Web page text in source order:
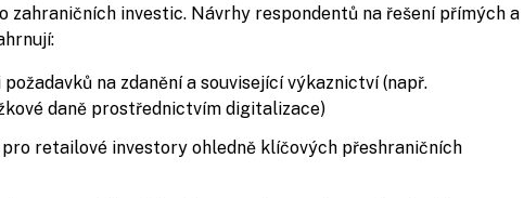
zahraničních investic. Návrhy respondentů na řešení přímých a
na zdanění a související výkaznictví (např.
daně prostřednictvím digitalizace)
retailové investory ohledně klíčových přeshraničních